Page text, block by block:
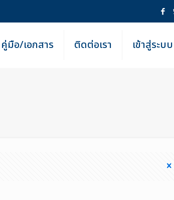
คู่มือ/เอกสาร ติดต่อเรา เข้าสู่ระบบ